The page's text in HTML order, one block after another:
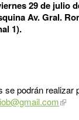
29 de julio
Av. Gral.
1).
se podrán realizar